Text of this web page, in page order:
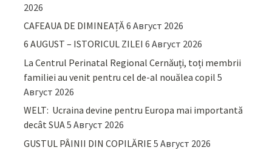
2026
CAFEAUA DE DIMINEAȚĂ6 Август 2026
6 AUGUST – ISTORICUL ZILEI 6 Август 2026
La Centrul Perinatal Regional Cernăuți, toți membrii
familiei au venit pentru cel de-al nouălea copil 5
Август 2026
WELT: Ucraina devine pentru Europa mai importantă
decât SUA5 Август 2026
GUSTUL PÂINII DIN COPILĂRIE 5 Август 2026